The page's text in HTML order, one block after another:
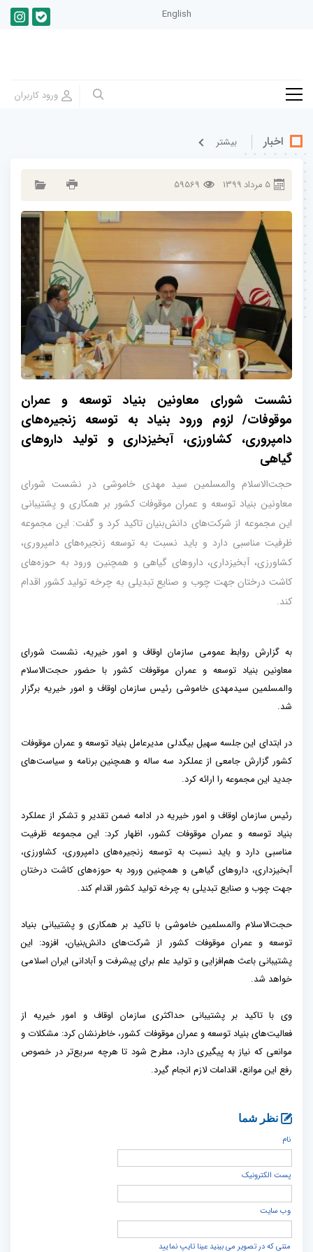
English
اخبار بيشتر
5 مرداد 1399
59569
نشست شورای معاونین بنیاد توسعه و عمران
موقوفات/ لزوم ورود بنیاد به توسعه زنجیره‌های
دامپروری، کشاورزی، آبخیزداری و تولید داروهای
گیاهی
حجت‌الاسلام والمسلمین سید مهدی خاموشی در نشست شورای
معاونین بنیاد توسعه و عمران موقوفات کشور بر همکاری و پشتیبانی
این مجموعه از شرکت‌های دانش‌بنیان تاکید کرد و گفت: این مجموعه
ظرفیت مناسبی دارد و باید نسبت به توسعه زنجیره‌های دامپروری،
کشاورزی، آبخیزداری، داروهای گیاهی و همچنین ورود به حوزه‌های
کاشت درختان جهت چوب و صنایع تبدیلی به چرخه تولید کشور اقدام
کند.
به گزارش روابط عمومی سازمان اوقاف و امور خیریه، نشست شورای
معاونین بنیاد توسعه و عمران موقوفات کشور با حضور حجت‌الاسلام
والمسلمین سیدمهدی خاموشی رئیس سازمان اوقاف و امور خیریه برگزار
شد.
در ابتدای این جلسه سهیل بیگدلی مدیرعامل بنیاد توسعه و عمران موقوفات
کشور گزارش جامعی از عملکرد سه ساله و همچنین برنامه و سیاست‌های
جدید این مجموعه را ارائه کرد.
رئیس سازمان اوقاف و امور خیریه در ادامه ضمن تقدیر و تشکر از عملکرد
بنیاد توسعه و عمران موقوفات کشور، اظهار کرد: این مجموعه ظرفیت
مناسبی دارد و باید نسبت به توسعه زنجیره‌های دامپروری، کشاورزی،
آبخیزداری، داروهای گیاهی و همچنین ورود به حوزه‌های کاشت درختان
جهت چوب و صنایع تبدیلی به چرخه تولید کشور اقدام کند.
حجت‌الاسلام والمسلمین خاموشی با تاکید بر همکاری و پشتیبانی بنیاد
توسعه و عمران موقوفات کشور از شرکت‌های دانش‌بنیان، افزود: این
پشتیبانی باعث هم‌افزایی و تولید علم برای پیشرفت و آبادانی ایران اسلامی
خواهد شد.
وی با تاکید بر پشتیبانی حداکثری سازمان اوقاف و امور خیریه از
فعالیت‌های بنیاد توسعه و عمران موقوفات کشور، خاطرنشان کرد: مشکلات و
موانعی که نیاز به پیگیری دارد، مطرح شود تا هرچه سریع‌تر در خصوص
رفع این موانع، اقدامات لازم انجام گیرد.
نظر شما
نام
پست الكترونيک
وب سایت
متنی که در تصویر می بینید عینا تایپ نمایید